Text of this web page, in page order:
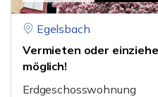
Egelsbach
Vermieten oder
möglich!
Erdgeschosswohnung